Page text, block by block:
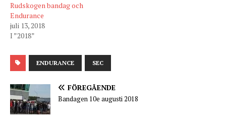
Rudskogen bandag och
Endurance
juli 13, 2018
I ”2018”
ENDURANCE SEC
FÖREGÅENDE
Bandagen 10e augusti 2018